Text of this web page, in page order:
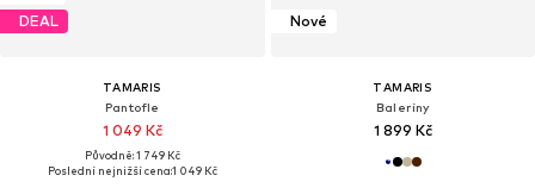
DEAL
TAMARIS
Pantofle
1 049 Kč
Původně: 1 749 Kč
Poslední nejnižší cena:1 049 Kč
Nové
TAMARIS
Baleríny
1 899 Kč